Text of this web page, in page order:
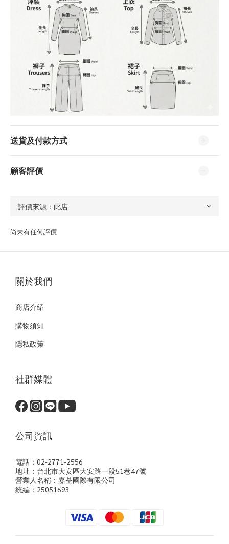
送貨及付款方式
顧客評價
尚未有任何評價
關於我們
商店介紹
購物須知
隱私政策
社群媒體
公司資訊
電話：02-2771-2556
地址：台北市大安區大安路一段51巷47號
營業人名稱：嘉荃國際有限公司
統編：25051693